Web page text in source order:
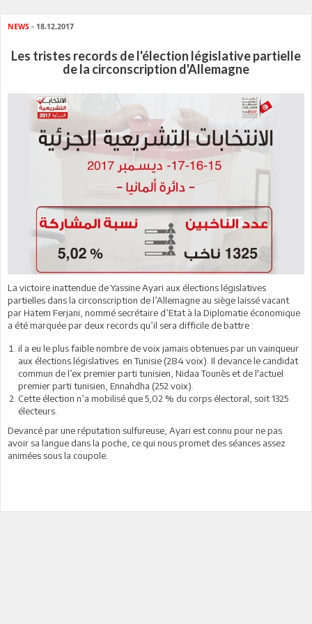
NEWS - 18.12.2017
Les tristes records de l'élection législative partielle
de la circonscription d'Allemagne
La victoire inattendue de Yassine Ayari aux élections législatives
partielles dans la circonscription de l’Allemagne au siège laissé vacant
par Hatem Ferjani, nommé secrétaire d’Etat à la Diplomatie économique
a été marquée par deux records qu’il sera difficile de battre :
il a eu le plus faible nombre de voix jamais obtenues par un vainqueur
aux élections législatives en Tunisie (284 voix). Il devance le candidat
commun de l’ex premier parti tunisien, Nidaa Tounès et de l'actuel
premier parti tunisien, Ennahdha (252 voix).
Cette élection n’a mobilisé que 5,02 % du corps électoral, soit 1325
électeurs.
Devancé par une réputation sulfureuse, Ayari est connu pour ne pas
avoir sa langue dans la poche, ce qui nous promet des séances assez
animées sous la coupole.